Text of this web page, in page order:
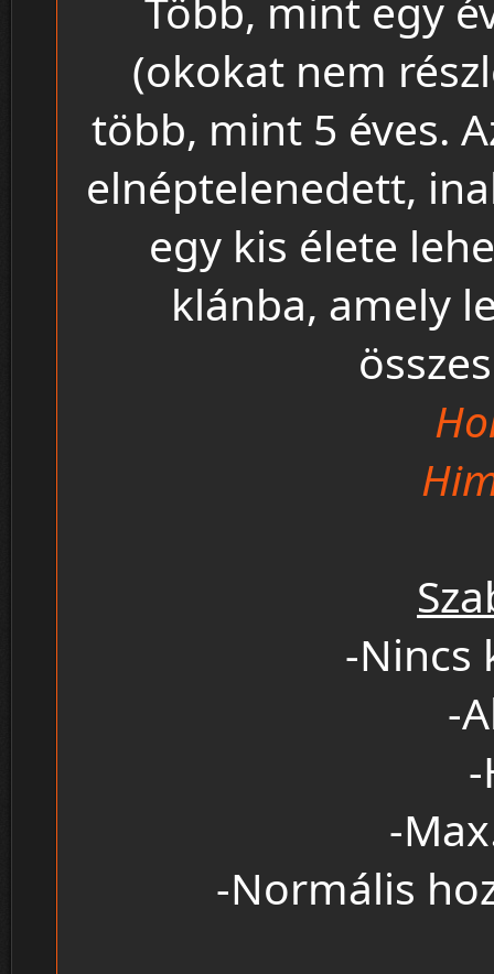
(okokat nem
több, mint 5 éves.
elnéptelenedett,
egy kis élete
klánba, amely
-Nincs
-
-
-Normális